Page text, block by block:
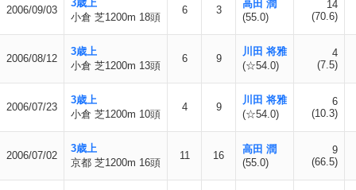
2006/09/03
3歳上
小倉 芝1200m 18頭
6 3
高田 潤
(55.0)
14
(70.6)
2006/08/12
3歳上
小倉 芝1200m 13頭
6 9
川田 将雅
(☆54.0)
4
(7.5)
2006/07/23
3歳上
小倉 芝1200m 10頭
4 9
川田 将雅
(☆54.0)
6
(10.3)
2006/07/02
3歳上
京都 芝1200m 16頭
11 16
高田 潤
(55.0)
9
(66.5)